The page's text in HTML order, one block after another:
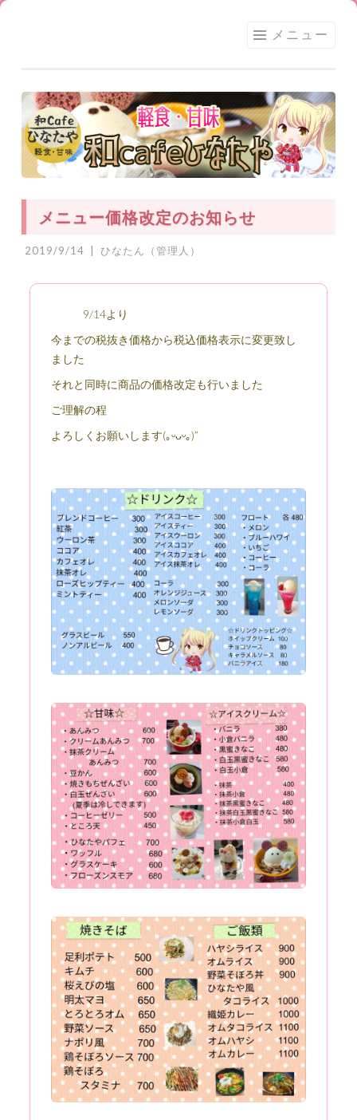
ン
ツ
へ
ス
キ
ッ
ひな
たや
メニュー
メニュー価格改定のお知らせ
2019/9/14 ひなたん（管理人）
9/14より
今までの税抜き価格から税込価格表示に変更致し
ました
それと同時に商品の価格改定も行いました
ご理解の程
よろしくお願いします(｡ᵕᴗᵕ｡)”